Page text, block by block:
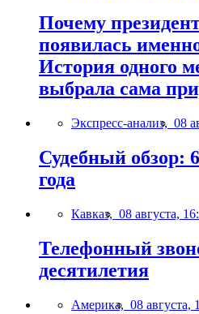
Почему
появилась
История одного
выбрала сама
Экспресс-анализ, 08
Судебный обзор:
года
Кавказ, 08 августа,
Телефонный
десятилетия
Америка, 08 августа,